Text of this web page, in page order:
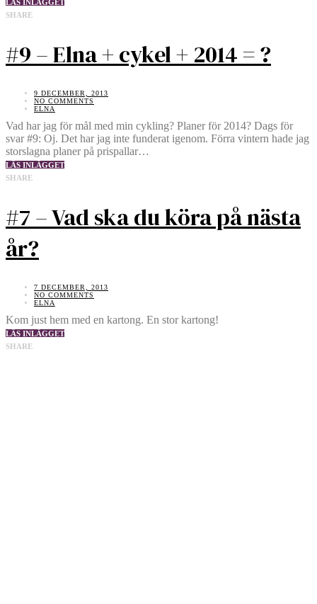
LÄS INLÄGGET
SHARE
#9 – Elna + cykel + 2014 = ?
9 DECEMBER, 2013
NO COMMENTS
ELNA
Vad har jag för mål med min cykling? Planer för 2014? Dags för
svar #9: Oj. Det har jag inte funderat igenom. Förra vintern hade jag
storslagna planer på prispallar…
LÄS INLÄGGET
SHARE
#7 – Vad ska du köra på nästa
år?
7 DECEMBER, 2013
NO COMMENTS
ELNA
Kom just hem med en kartong. En stor kartong!
LÄS INLÄGGET
SHARE